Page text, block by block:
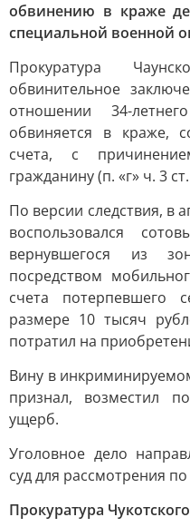
обвинению в краже
специальной военной
Прокуратура
обвинительное
отношении 34-
обвиняется в краже,
счета, с
гражданину (п. «г» ч. 3
По версии следствия, в
воспользовался
вернувшегося из
посредством
счета потерпевшего
размере 10 тысяч
потратил на
Вину в
признал, возместил
ущерб.
Уголовное дело
суд для рассмотрения
Прокуратура